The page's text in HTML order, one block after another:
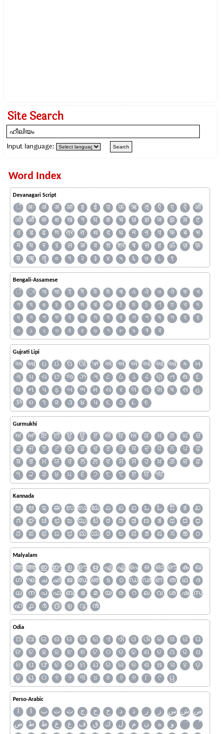
Site Search
Input language:
Word Index
Devanagari Script
ँ अः अं अ आ इ ई उ ऊ ऋ ऌ ऍ ए ऐ
ऑ
ओ
औ क क्ष ख ग घ ङ च छ ज्ञ ज झ ञ
ट
ठ
ड ढ ण त्र त थ द ध न ऩ प फ ब
भ
म
य र ऱ ल ळ व श श्र ष स ह ॐ ज़
फ़
य़
ॠ ॡ ० १ २ ३ ४ ५ ६ ७ ८ ९
Bengali-Assamese
ঁ ং অ আ ই ঈ উ ঊ ঋ এ ঐ ও ঔ ক
খ
গ
ঘ ঙ চ ছ জ ঝ ঞ ঠ ড ঢ ণ ত থ
দ
ধ
ন প ফ ব ভ ম য র ল শ ষ স হ
য়
০
১ ২ ৩ ৪ ৫ ৬ ৭ ৮ ৯ ৰ ৱ
Gujrati Lipi
અ આ ઇ ઈ ઉ ઊ ઋ ઍ એ ઐ ઑ ઓ ઔ ક
ખ
ગ
ઘ ચ છ જ ઝ ઞ ટ ઠ ડ ઢ ણ ત થ
દ
ધ
ન પ ફ બ ભ મ ય ર લ વ શ ષ સ
હ
ૐ
૦ ૧ ૨ ૩ ૪ ૫ ૬ ૭ ૮ ૯
Gurmukhi
ਅ ਆ ਇ ਈ ਉ ਊ ਏ ਐ ਓ ਔ ਕ ਖ ਗ ਘ
ਚ
ਛ
ਜ ਝ ਟ ਠ ਡ ਢ ਣ ਤ ਥ ਦ ਧ ਨ ਪ
ਫ
ਬ
ਭ ਮ ਯ ਰ ਲ ਲ਼ ਵ ਸ਼ ਸ ਹ ਖ਼ ਗ਼ ਜ਼
ਫ਼
੧
੨ ੩ ੪ ੫ ੬ ੭ ੮ ੯ ੲ ੳ ੴ
Kannada
ಅ ಆ ಇ ಈ ಉ ಊ ಋ ಎ ಏ ಐ ಒ ಓ ಔ ಕ
ಖ
ಗ
ಘ ಚ ಛ ಜ ಝ ಟ ಠ ಡ ಢ ಣ ತ ಥ ದ
ಧ
ನ
ಪ ಫ ಬ ಭ ಮ ಯ ರ ಲ ವ ಶ ಷ ಸ ಹ ೧
Malyalam
അ ആ ഇ ഈ ഉ ഊ ഋ എ ഏ ഐ ഒ ഓ ഔ ക
ഖ
ഗ
ഘ ച ഛ ജ ഝ ഞ ട ഠ ഡ ഢ ണ ത ഥ
ദ
ധ
ന പ ഫ ബ ഭ മ യ ര റ ല വ ശ ഷ
സ
ഹ
൧ ൪ ൫ ൭ ൮ ൯
Odia
ଅ ଆ ଇ ଈ ଉ ଊ ଋ ଏ ଐ ଓ ଔ କ ଖ ଗ
ଘ
ଙ
ଚ ଛ ଜ ଝ ଞ ଟ ଠ ଡ ଢ ଣ ତ ଥ ଦ
ଧ
ନ
ପ ଫ ବ ଭ ମ ଯ ର ଲ ଳ ଶ ଷ ସ ହ
ଡ଼
ଢ଼
ୟ ୦ ୧ ୨ ୩ ୪ ୫ ୬ ୭ ୮ ୯ ୱ
Perso-Arabic
آ ا ب ت ث ج ح خ د ذ ر ز س ش ص
ض
ط ظ ع غ ف ق ك ل م ن ه
و